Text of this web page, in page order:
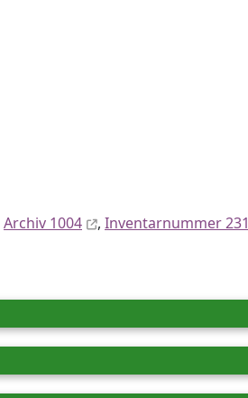
Archiv 1004 , Inventar­nummer 231